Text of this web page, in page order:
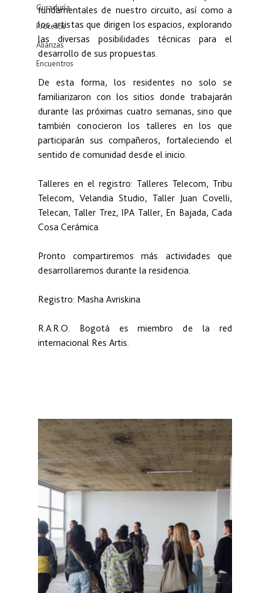
Curaduría
Procesos
Alianzas
Encuentros
fundamentales de nuestro circuito, así como a
los artistas que dirigen los espacios, explorando
las diversas posibilidades técnicas para el
desarrollo de sus propuestas.
De esta forma, los residentes no solo se
familiarizaron con los sitios donde trabajarán
durante las próximas cuatro semanas, sino que
también conocieron los talleres en los que
participarán sus compañeros, fortaleciendo el
sentido de comunidad desde el inicio.
Talleres en el registro: Talleres Telecom, Tribu
Telecom, Velandia Studio, Taller Juan Covelli,
Telecan, Taller Trez, IPA Taller, En Bajada, Cada
Cosa Cerámica.
Pronto compartiremos más actividades que
desarrollaremos durante la residencia.
Registro: Masha Avriskina
R.A.R.O. Bogotá es miembro de la red
internacional Res Artis.